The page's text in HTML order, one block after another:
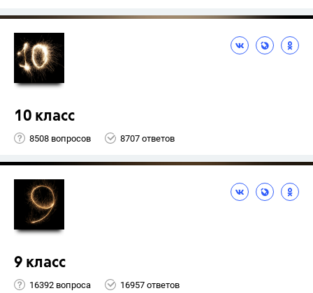
10 класс
8508 вопросов 8707 ответов
9 класс
16392 вопроса 16957 ответов